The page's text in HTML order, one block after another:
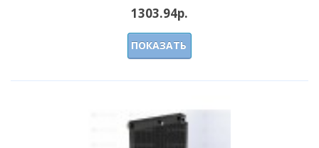
1303.94р.
ПОКАЗАТЬ